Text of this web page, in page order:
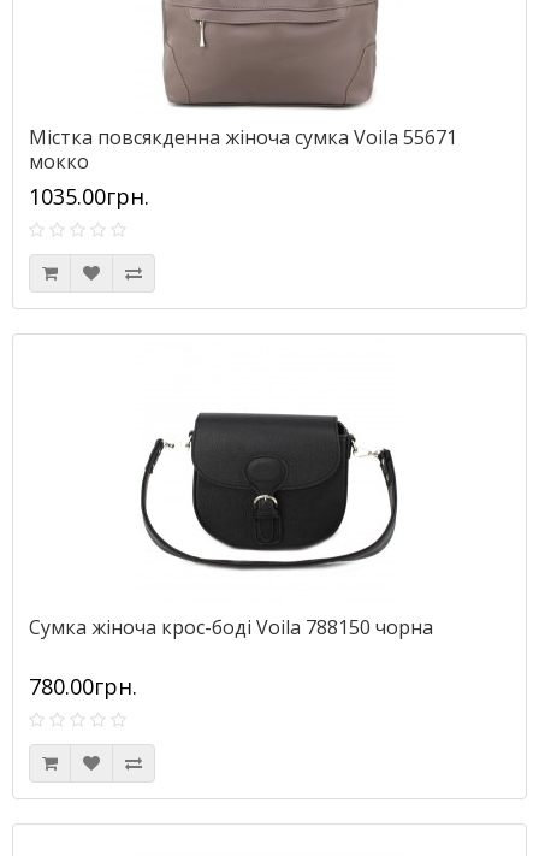
Містка повсякденна жіноча сумка Voila 55671
мокко
1035.00грн.
Сумка жіноча крос-боді Voila 788150 чорна
780.00грн.